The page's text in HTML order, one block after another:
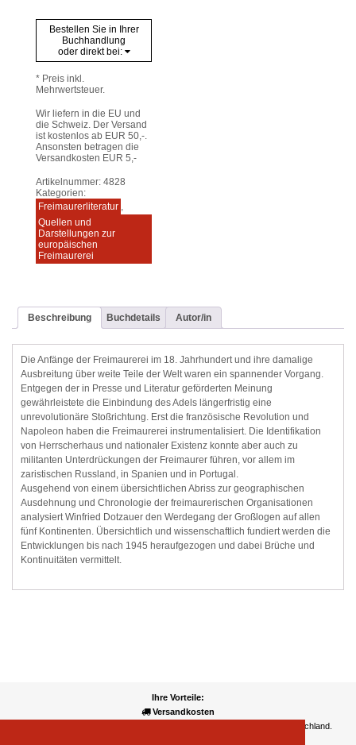
Bestellen Sie in Ihrer
Buchhandlung
oder direkt bei:
* Preis inkl.
Mehrwertsteuer.
Wir liefern in die EU und
die Schweiz. Der Versand
ist kostenlos ab EUR 50,-.
Ansonsten betragen die
Versandkosten EUR 5,-
Artikelnummer: 4828
Kategorien:
Freimaurerliteratur ,
Quellen und
Darstellungen zur
europäischen
Freimaurerei
Beschreibung Buchdetails Autor/in
Die Anfänge der Freimaurerei im 18. Jahrhundert und ihre damalige
Ausbreitung über weite Teile der Welt waren ein spannender Vorgang.
Entgegen der in Presse und Literatur geförderten Meinung
gewährleistete die Einbindung des Adels längerfristig eine
unrevolutionäre Stoßrichtung. Erst die französische Revolution und
Napoleon haben die Freimaurerei instrumentalisiert. Die Identifikation
von Herrscherhaus und nationaler Existenz konnte aber auch zu
militanten Unterdrückungen der Freimaurer führen, vor allem im
zaristischen Russland, in Spanien und in Portugal.
Ausgehend von einem übersichtlichen Abriss zur geographischen
Ausdehnung und Chronologie der freimaurerischen Organisationen
analysiert Winfried Dotzauer den Werdegang der Großlogen auf allen
fünf Kontinenten. Übersichtlich und wissenschaftlich fundiert werden die
Entwicklungen bis nach 1945 heraufgezogen und dabei Brüche und
Kontinuitäten vermittelt.
Ihre Vorteile:
Versandkosten
Wir liefern kostenlos ab EUR 50,- Bestellwert nach Österreich und Deutschland.